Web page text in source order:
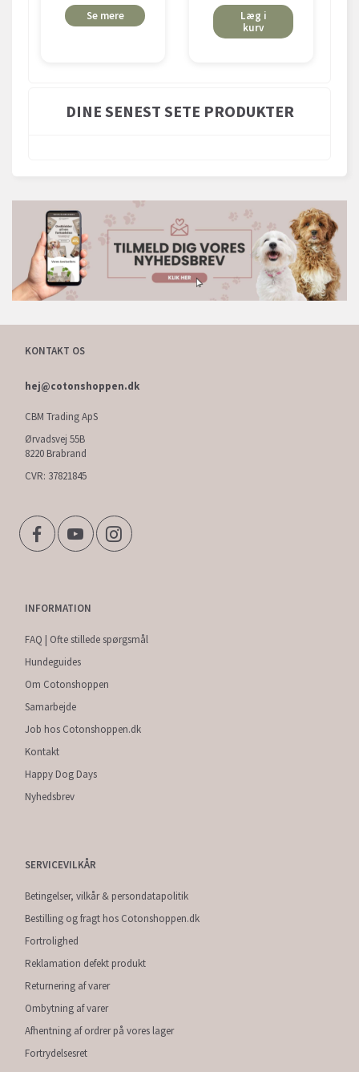
Se mere
Læg i
kurv
DINE SENEST SETE PRODUKTER
KONTAKT OS
hej@cotonshoppen.dk
CBM Trading ApS
Ørvadsvej 55B
8220 Brabrand
CVR: 37821845
INFORMATION
FAQ | Ofte stillede spørgsmål
Hundeguides
Om Cotonshoppen
Samarbejde
Job hos Cotonshoppen.dk
Kontakt
Happy Dog Days
Nyhedsbrev
SERVICEVILKÅR
Betingelser, vilkår & persondatapolitik
Bestilling og fragt hos Cotonshoppen.dk
Fortrolighed
Reklamation defekt produkt
Returnering af varer
Ombytning af varer
Afhentning af ordrer på vores lager
Fortrydelsesret